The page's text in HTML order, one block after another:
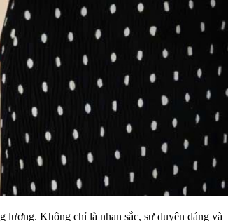
lượng. Không chỉ là nhan sắc, sự duyên dáng và